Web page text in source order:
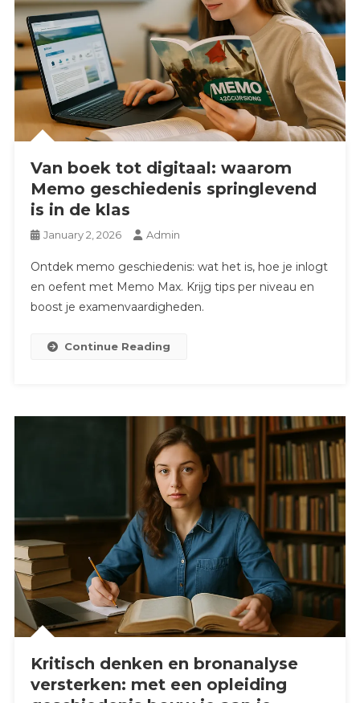
Van boek tot digitaal: waarom
Memo geschiedenis springlevend
is in de klas
January 2, 2026 Admin
Ontdek memo geschiedenis: wat het is, hoe je inlogt
en oefent met Memo Max. Krijg tips per niveau en
boost je examenvaardigheden.
Continue Reading
Kritisch denken en bronanalyse
versterken: met een opleiding